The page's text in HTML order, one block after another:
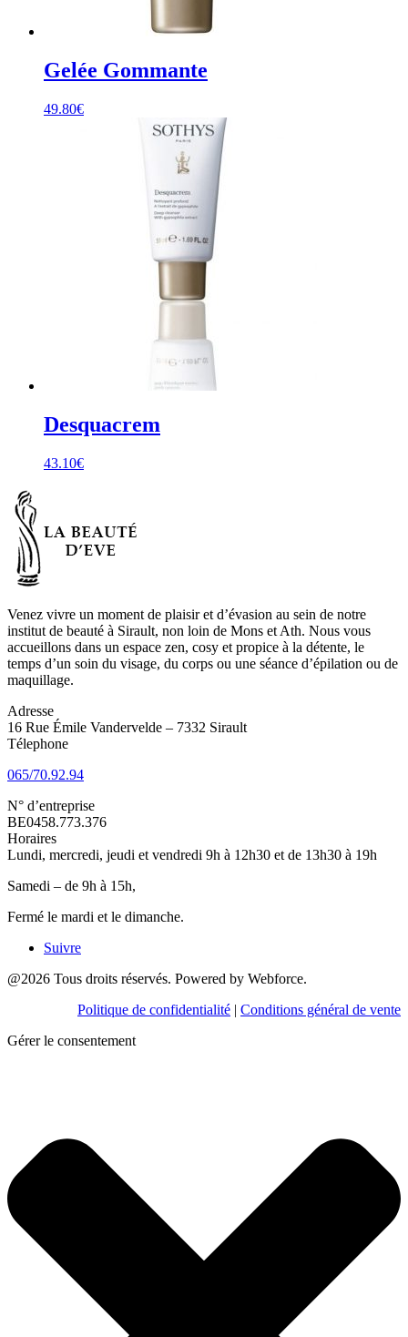
Gelée Gommante
49.80€
Desquacrem
43.10€
Venez vivre un moment de plaisir et d’évasion au sein de notre
institut de beauté à Sirault, non loin de Mons et Ath. Nous vous
accueillons dans un espace zen, cosy et propice à la détente, le
temps d’un soin du visage, du corps ou une séance d’épilation ou de
maquillage.
Adresse
16 Rue Émile Vandervelde – 7332 Sirault
Télephone
065/70.92.94
N° d’entreprise
BE0458.773.376
Horaires
Lundi, mercredi, jeudi et vendredi 9h à 12h30 et de 13h30 à 19h
Samedi – de 9h à 15h,
Fermé le mardi et le dimanche.
Suivre
@2026 Tous droits réservés. Powered by Webforce.
Politique de confidentialité | Conditions général de vente
Gérer le consentement